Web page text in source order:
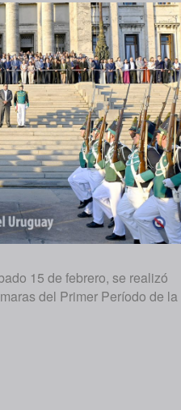
15 de febrero, se realizó
del Primer Período de la